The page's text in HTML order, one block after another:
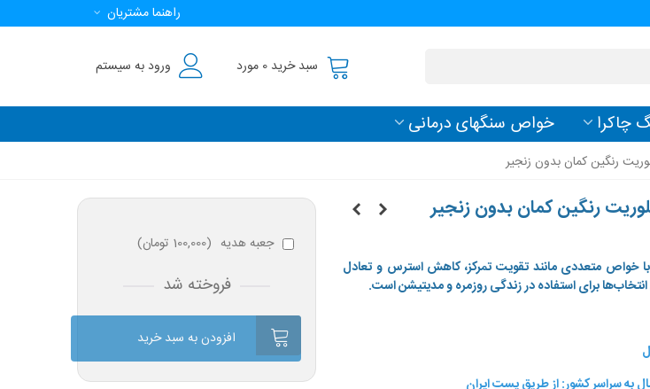
راهنما مشتریان
سبد خرید 0 مورد ورود به سیستم
چاکرا خواص سنگهای درمانی
رنگین کمان بدون زنجیر
رنگین کمان بدون زنجیر
خواص متعددی مانند تقویت تمرکز، کاهش استرس و تعادل
انتخاب‌ها برای استفاده در زندگی روزمره و مدیتیشن است.
به سراسر کشور: از طریق پست ایران
جعبه هدیه (100,000 تومان )
فروخته شد
افزودن به سبد خرید